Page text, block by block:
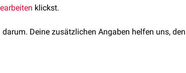
sinnvoll, da die Hüfte zuvor noch nicht
kann eine sogenannte
Overhead-Extension
zum
(z.B.
klickst.
Deine zusätzlichen Angaben helfen uns, den